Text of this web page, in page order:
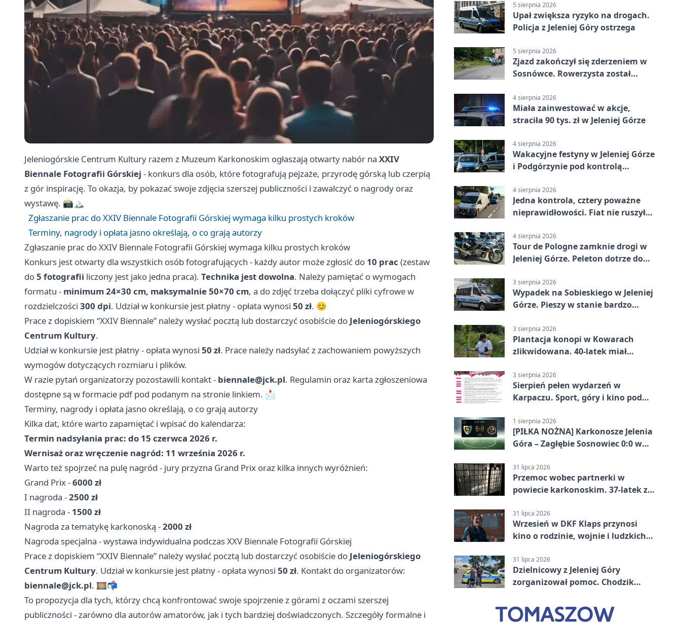
Jeleniogórskie Centrum Kultury razem z Muzeum Karkonoskim ogłaszają otwarty nabór na XXIV
Biennale Fotografii Górskiej - konkurs dla osób, które fotografują pejzaże, przyrodę górską lub czerpią
z gór inspirację. To okazja, by pokazać swoje zdjęcia szerszej publiczności i zawalczyć o nagrody oraz
wystawę. 📸🏔️
Zgłaszanie prac do XXIV Biennale Fotografii Górskiej wymaga kilku prostych kroków
Terminy, nagrody i opłata jasno określają, o co grają autorzy
Zgłaszanie prac do XXIV Biennale Fotografii Górskiej wymaga kilku prostych kroków
Konkurs jest otwarty dla wszystkich osób fotografujących - każdy autor może zgłosić do 10 prac (zestaw
do5 fotografii liczony jest jako jedna praca). Technika jest dowolna. Należy pamiętać o wymogach
formatu - minimum 24×30 cm, maksymalnie 50×70 cm, a do zdjęć trzeba dołączyć pliki cyfrowe w
rozdzielczości 300 dpi. Udział w konkursie jest płatny - opłata wynosi 50 zł. 😊
Prace z dopiskiem “XXIV Biennale” należy wysłać pocztą lub dostarczyć osobiście do Jeleniogórskiego
Centrum Kultury.
Udział w konkursie jest płatny - opłata wynosi 50 zł. Prace należy nadsyłać z zachowaniem powyższych
wymogów dotyczących rozmiaru i plików.
W razie pytań organizatorzy pozostawili kontakt - biennale@jck.pl. Regulamin oraz karta zgłoszeniowa
dostępne są w formacie pdf pod podanym na stronie linkiem. 📩
Terminy, nagrody i opłata jasno określają, o co grają autorzy
Kilka dat, które warto zapamiętać i wpisać do kalendarza:
Termin nadsyłania prac: do 15 czerwca 2026 r.
Wernisaż oraz wręczenie nagród: 11 września 2026 r.
Warto też spojrzeć na pulę nagród - jury przyzna Grand Prix oraz kilka innych wyróżnień:
Grand Prix -6000 zł
I nagroda -2500 zł
II nagroda - 1500 zł
Nagroda za tematykę karkonoską -2000 zł
Nagroda specjalna - wystawa indywidualna podczas XXV Biennale Fotografii Górskiej
Prace z dopiskiem “XXIV Biennale” należy wysłać pocztą lub dostarczyć osobiście do Jeleniogórskiego
Centrum Kultury. Udział w konkursie jest płatny - opłata wynosi 50 zł. Kontakt do organizatorów:
biennale@jck.pl. 🎞️📬
To propozycja dla tych, którzy chcą konfrontować swoje spojrzenie z górami z oczami szerszej
publiczności - zarówno dla autorów amatorów, jak i tych bardziej doświadczonych. Szczegóły formalne i
5 sierpnia 2026
Upał zwiększa ryzyko na drogach.
Policja z Jeleniej Góry ostrzega
5 sierpnia 2026
Zjazd zakończył się zderzeniem w
Sosnówce. Rowerzysta został
4 sierpnia 2026
Miała zainwestować w akcje,
straciła 90 tys. zł w Jeleniej Górze
4 sierpnia 2026
Wakacyjne festyny w Jeleniej Górze
i Podgórzynie pod kontrolą
4 sierpnia 2026
Jedna kontrola, cztery poważne
nieprawidłowości. Fiat nie ruszył
4 sierpnia 2026
Tour de Pologne zamknie drogi w
Jeleniej Górze. Peleton dotrze do
3 sierpnia 2026
Wypadek na Sobieskiego w Jeleniej
Górze. Pieszy w stanie bardzo
3 sierpnia 2026
Plantacja konopi w Kowarach
zlikwidowana. 40-latek miał
3 sierpnia 2026
Sierpień pełen wydarzeń w
Karpaczu. Sport, góry i kino pod
1 sierpnia 2026
[PIŁKA NOŻNA] Karkonosze Jelenia
Góra – Zagłębie Sosnowiec 0:0 w
31 lipca 2026
Przemoc wobec partnerki w
powiecie karkonoskim. 37-latek z
31 lipca 2026
Wrzesień w DKF Klaps przynosi
kino o rodzinie, wojnie i ludzkich
31 lipca 2026
Dzielnicowy z Jeleniej Góry
zorganizował pomoc. Chodzik